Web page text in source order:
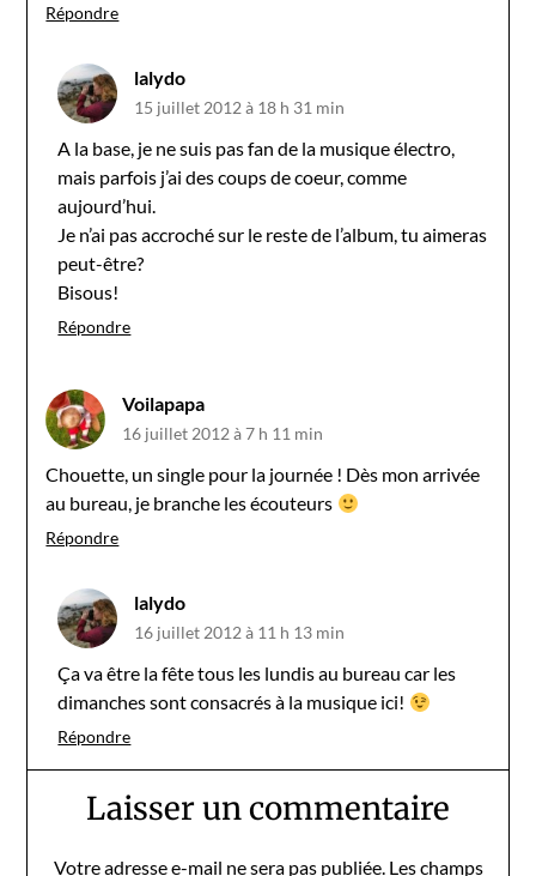
Répondre
lalydo
15 juillet 2012 à 18 h 31 min
A la base, je ne suis pas fan de la musique électro,
mais parfois j’ai des coups de coeur, comme
aujourd’hui.
Je n’ai pas accroché sur le reste de l’album, tu aimeras
peut-être?
Bisous!
Répondre
Voilapapa
16 juillet 2012 à 7 h 11 min
Chouette, un single pour la journée ! Dès mon arrivée
au bureau, je branche les écouteurs
Répondre
lalydo
16 juillet 2012 à 11 h 13 min
Ça va être la fête tous les lundis au bureau car les
dimanches sont consacrés à la musique ici!
Répondre
Laisser un commentaire
Votre adresse e-mail ne sera pas publiée. Les champs